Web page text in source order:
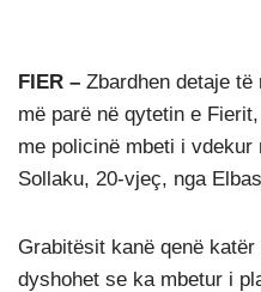
FIER – Zbardhen detaje
më parë në qytetin e
me policinë mbeti i vdekur
Sollaku, 20-vjeç, nga
Grabitësit kanë qenë
dyshohet se ka mbetur i